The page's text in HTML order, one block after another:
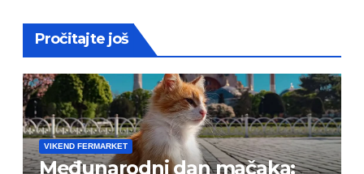
Pročitajte još
VIKEND FERMARKET
Međunarodni dan mačaka: